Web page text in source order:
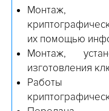
Монтаж,
их помощью
Монтаж,
изготовления
Работы